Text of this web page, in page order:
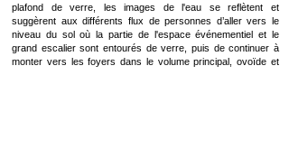
plafond de verre, les images de l'eau se reflètent et
suggèrent aux différents flux de personnes d’aller vers le
niveau du sol où la partie de l'espace événementiel et le
grand escalier sont entourés de verre, puis de continuer à
monter vers les foyers dans le volume principal, ovoïde et